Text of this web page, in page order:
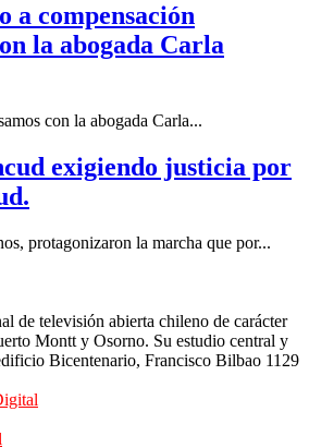
a compensación
la abogada Carla
con la abogada Carla...
exigiendo justicia por
protagonizaron la marcha que por...
de televisión abierta chileno de carácter
Montt y Osorno. Su estudio central y
Bicentenario, Francisco Bilbao 1129